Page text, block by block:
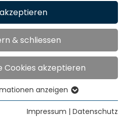
Präsenz
& schliessen
Cookies akzeptieren
für grundlegende
anzeigen
Impressum | Datenschutz